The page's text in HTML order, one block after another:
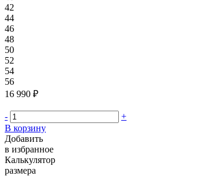
42
44
46
48
50
52
54
56
16 990 ₽
-
+
В корзину
Добавить
в избранное
Калькулятор
размера